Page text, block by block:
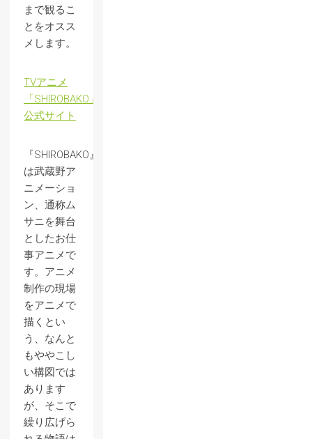
まで観るこ
とをオスス
メします。
TVアニメ
「SHIROBAKO」
公式サイト
『SHIROBAKO』
は武蔵野ア
ニメーショ
ン、通称ム
サニを舞台
としたお仕
事アニメで
す。アニメ
制作の現場
をアニメで
描くとい
う、なんと
もややこし
い構図では
あります
が、そこで
繰り広げら